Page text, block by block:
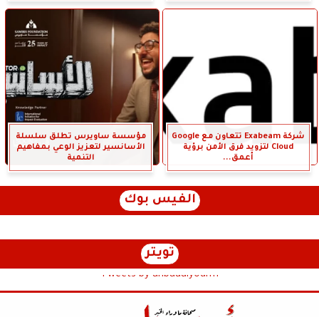
شركة Exabeam تتعاون مع Google
Cloud لتزويد فرق الأمن برؤية
أعمق...
مؤسسة ساويرس تطلق سلسلة
الأسانسير لتعزيز الوعي بمفاهيم
التنمية
الفيس بوك
تويتر
Tweets by anbaaalyoum1